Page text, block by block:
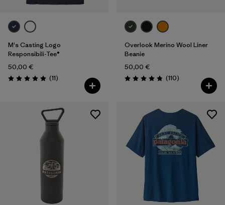
M's Casting Logo
Responsibili-Tee®
50,00 €
Bewertung: 4.9 / 5
(11Rezensionen
)
Overlook Merino Wool Liner
Beanie
50,00 €
Bewertung: 4.8 / 5
(110Rezensionen
)